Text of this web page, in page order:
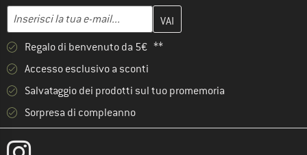
Indirizzo e-mail
Inserisci qui il tuo indirizzo e-mail e crea il tuo account cliente
Regalo di benvenuto da 5€ **
Accesso esclusivo a sconti
Salvataggio dei prodotti sul tuo promemoria
Sorpresa di compleanno